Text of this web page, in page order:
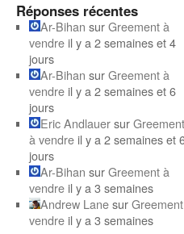
Réponses récentes
Ar-Bihan surGreement à
vendre il y a 2 semaines et 4
jours
Ar-Bihan surGreement à
vendre il y a 2 semaines et 6
jours
Eric AndlauersurGreement
à vendre il y a 2 semaines et
jours
Ar-Bihan surGreement à
vendre il y a 3 semaines
Andrew Lanesur
vendre il y a 3 semaines